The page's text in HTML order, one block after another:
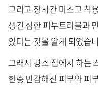
그리고 장시간 마스크 착
생긴 심한 피부트러블과
있다는 것을 알게 되었습
그래서 평소 집에서 하는
한층 민감해진 피부와 피